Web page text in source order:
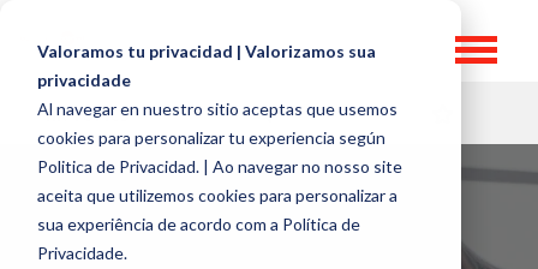
Valoramos tu privacidad | Valorizamos sua
privacidade
Al navegar en nuestro sitio aceptas que usemos
cookies para personalizar tu experiencia según
Politica de Privacidad. | Ao navegar no nosso site
aceita que utilizemos cookies para personalizar a
sua experiência de acordo com a Política de
Privacidade.
HR TOPICS